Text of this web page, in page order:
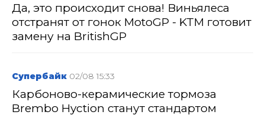
Да, это происходит снова! Виньялеса
отстранят от гонок MotoGP - KTM готовит
замену на BritishGP
Супербайк 02/08 15:33
Карбоново-керамические тормоза
Brembo Hyction станут стандартом